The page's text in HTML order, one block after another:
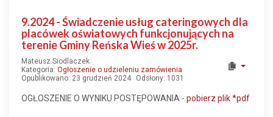
9.2024 - Świadczenie usług cateringowych dla
placówek oświatowych funkcjonujących na
terenie Gminy Reńska Wieś w 2025r.
Mateusz Siodlaczek
Kategoria: Ogłoszenie o udzieleniu zamówienia
Opublikowano: 23 grudzień 2024
Odsłony: 1031
OGŁOSZENIE O WYNIKU POSTĘPOWANIA - pobierz plik *pdf